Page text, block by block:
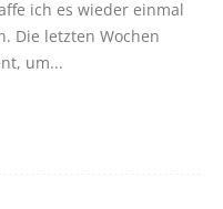
ich es wieder einmal
Die letzten Wochen
um...